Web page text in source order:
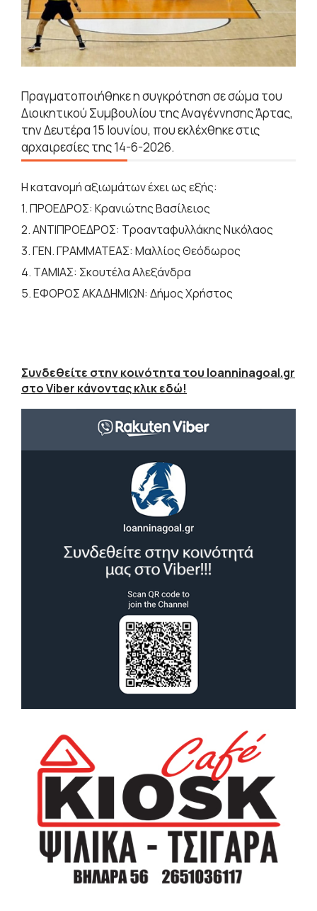
Πραγματοποιήθηκε η συγκρότηση σε σώμα του
Διοικητικού Συμβουλίου της Αναγέννησης Άρτας,
την Δευτέρα 15 Ιουνίου, που εκλέχθηκε στις
αρχαιρεσίες της 14-6-2026.
Η κατανομή αξιωμάτων έχει ως εξής:
1. ΠΡΟΕΔΡΟΣ: Κρανιώτης Βασίλειος
2. ΑΝΤΙΠΡΟΕΔΡΟΣ: Τροανταφυλλάκης Νικόλαος
3. ΓΕΝ. ΓΡΑΜΜΑΤΕΑΣ: Μαλλίος Θεόδωρος
4. ΤΑΜΙΑΣ: Σκουτέλα Αλεξάνδρα
5. ΕΦΟΡΟΣ ΑΚΑΔΗΜΙΩΝ: Δήμος Χρήστος
Συνδεθείτε στην κοινότητα του Ioanninagoal.gr
στο Viber κάνοντας κλικ εδώ!